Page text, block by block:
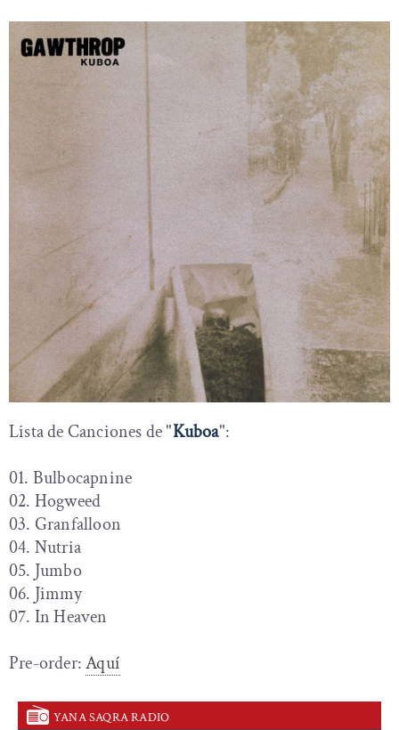
Lista de Canciones de "Kuboa":
01. Bulbocapnine
02. Hogweed
03. Granfalloon
04. Nutria
05. Jumbo
06. Jimmy
07. In Heaven
Pre-order:Aquí
YANA SAQRA RADIO